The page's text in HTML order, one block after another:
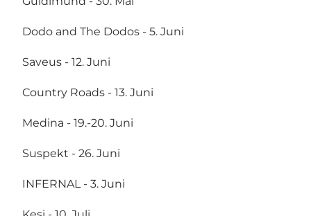
Dodo and The Dodos - 5. Juni
Saveus - 12. Juni
Country Roads - 13. Juni
Medina - 19.-20. Juni
Suspekt - 26. Juni
INFERNAL - 3. Juni